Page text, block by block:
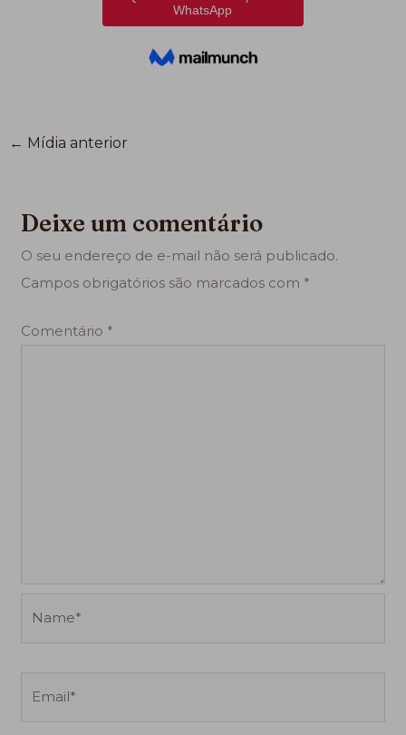
← Mídia anterior
Deixe um comentário
O seu endereço de e-mail não será publicado.
Campos obrigatórios são marcados com *
Comentário *